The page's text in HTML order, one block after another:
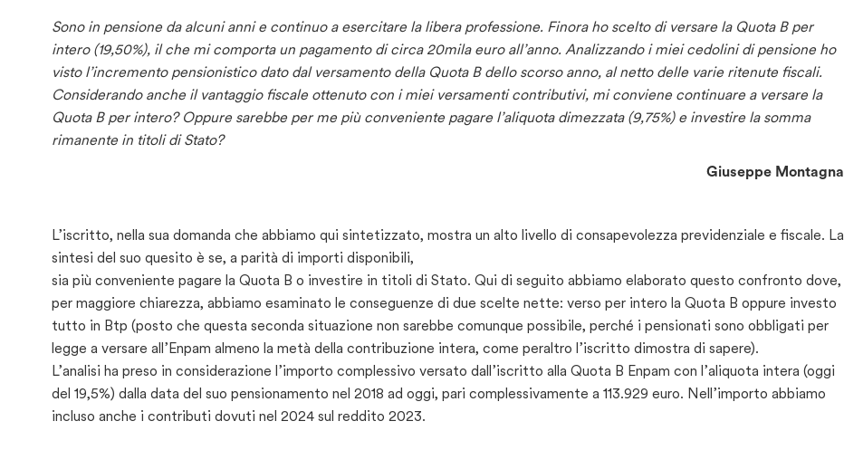
Sono in pensione da alcuni anni e continuo a esercitare la libera professione. Finora ho scelto di versare la Quota B per
intero (19,50%), il che mi comporta un pagamento di circa 20mila euro all’anno. Analizzando i miei cedolini di pensione ho
visto l’incremento pensionistico dato dal versamento della Quota B dello scorso anno, al netto delle varie ritenute fiscali.
Considerando anche il vantaggio fiscale ottenuto con i miei versamenti contributivi, mi conviene continuare a versare la
Quota B per intero? Oppure sarebbe per me più conveniente pagare l’aliquota dimezzata (9,75%) e investire la somma
rimanente in titoli di Stato?
Giuseppe Montagna
L’iscritto, nella sua domanda che abbiamo qui sintetizzato, mostra un alto livello di consapevolezza previdenziale e fiscale. La
sintesi del suo quesito è se, a parità di importi disponibili,
sia più conveniente pagare la Quota B o investire in titoli di Stato. Qui di seguito abbiamo elaborato questo confronto dove,
per maggiore chiarezza, abbiamo esaminato le conseguenze di due scelte nette: verso per intero la Quota B oppure investo
tutto in Btp (posto che questa seconda situazione non sarebbe comunque possibile, perché i pensionati sono obbligati per
legge a versare all’Enpam almeno la metà della contribuzione intera, come peraltro l’iscritto dimostra di sapere).
L’analisi ha preso in considerazione l’importo complessivo versato dall’iscritto alla Quota B Enpam con l’aliquota intera (oggi
del 19,5%) dalla data del suo pensionamento nel 2018 ad oggi, pari complessivamente a 113.929 euro. Nell’importo abbiamo
incluso anche i contributi dovuti nel 2024 sul reddito 2023.